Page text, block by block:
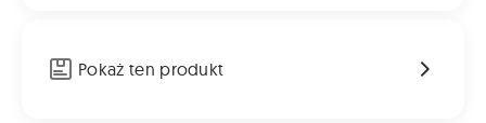
Pokaż ten produkt